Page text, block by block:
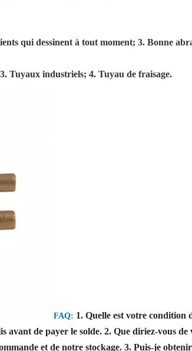
qui dessinent à tout moment; 3. Bonne
Tuyaux industriels; 4. Tuyau de fraisage.
FAQ: 1. Quelle est votre condition
avant de payer le solde. 2. Que diriez-vous de
et de notre stockage. 3. Puis-je